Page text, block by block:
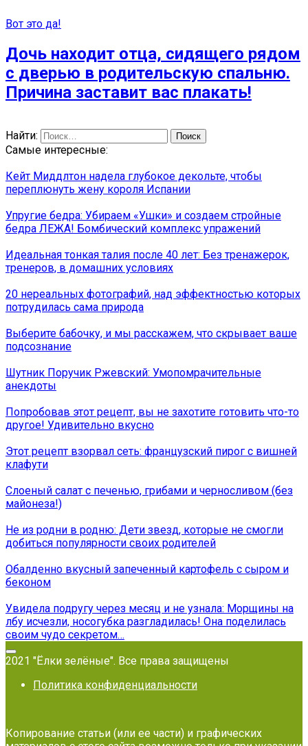
Вот это да!
Дочь находит отца, сидящего рядом
с дверью в родительскую спальню.
Причина заставит вас плакать!
Найти:
Самые интересные:
Кейт Миддлтон надела глубокое декольте, чтобы
переплюнуть жену короля Испании
Упругие бедра: Убираем «Ушки» и создаем стройные
бедра ЛЕЖА! Бомбический комплекс упражений
Идеальная тонкая талия после 40 лет: Без тренажерок,
тренеров, в домашних условиях
20 нереальных фотографий, над эффектностью которых
потрудилась сама природа
Выберите бабочку, и мы расскажем, что скрывает ваше
подсознание
Шутник Поручик Ржевский: Умопомрачительные
анекдоты
Попробовав этот рецепт, вы не захотите готовить что-то
другое! Удивительно вкусно
Этот рецепт взорвал сеть: французский пирог с вишней
клафути
Слоеный салат с печенью, грибами и черносливом (без
майонеза!)
Не из родни в родню: Дети звезд, которые не смогли
добиться популярности своих родителей
Обалденно вкусный запеченный картофель с сыром и
беконом
Увидела подругу через месяц и не узнала: Морщины на
лбу исчезли, носогубка разгладилась! Она поделилась
своим чудо секретом…
2021 "Ёлки зелёные". Все права защищены
Политика конфиденциальности
Копирование статьи (или ее части) и графических